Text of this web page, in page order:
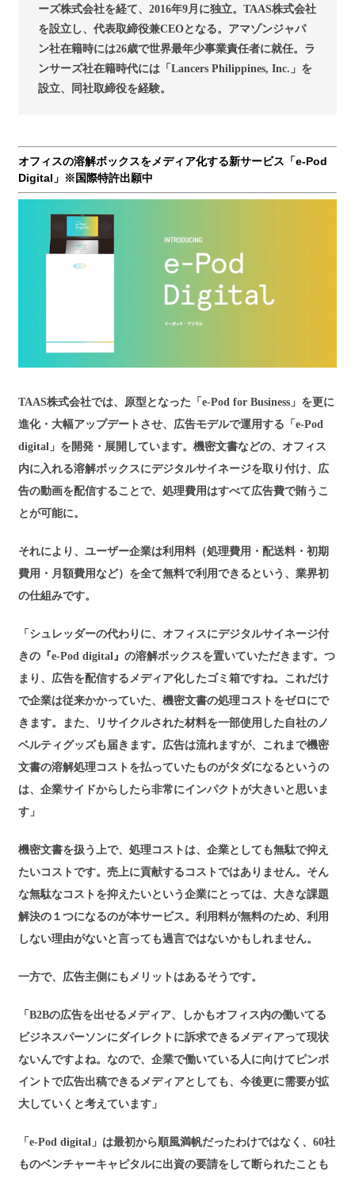
ーズ株式会社を経て、2016年9月に独立。TAAS株式会社
を設立し、代表取締役兼CEOとなる。アマゾンジャパ
ン社在籍時には26歳で世界最年少事業責任者に就任。ラ
ンサーズ社在籍時代には「Lancers Philippines, Inc.」を
設立、同社取締役を経験。
オフィスの溶解ボックスをメディア化する新サービス「e-Pod
Digital」※国際特許出願中
TAAS株式会社では、原型となった「e-Pod for Business」を更に
進化・大幅アップデートさせ、広告モデルで運用する「e-Pod
digital」を開発・展開しています。機密文書などの、オフィス
内に入れる溶解ボックスにデジタルサイネージを取り付け、広
告の動画を配信することで、処理費用はすべて広告費で賄うこ
とが可能に。
それにより、ユーザー企業は利用料（処理費用・配送料・初期
費用・月額費用など）を全て無料で利用できるという、業界初
の仕組みです。
「シュレッダーの代わりに、オフィスにデジタルサイネージ付
きの『e-Pod digital』の溶解ボックスを置いていただきます。つ
まり、広告を配信するメディア化したゴミ箱ですね。これだけ
で企業は従来かかっていた、機密文書の処理コストをゼロにで
きます。また、リサイクルされた材料を一部使用した自社のノ
ベルティグッズも届きます。広告は流れますが、これまで機密
文書の溶解処理コストを払っていたものがタダになるというの
は、企業サイドからしたら非常にインパクトが大きいと思いま
す」
機密文書を扱う上で、処理コストは、企業としても無駄で抑え
たいコストです。売上に貢献するコストではありません。そん
な無駄なコストを抑えたいという企業にとっては、大きな課題
解決の１つになるのが本サービス。利用料が無料のため、利用
しない理由がないと言っても過言ではないかもしれません。
一方で、広告主側にもメリットはあるそうです。
「B2Bの広告を出せるメディア、しかもオフィス内の働いてる
ビジネスパーソンにダイレクトに訴求できるメディアって現状
ないんですよね。なので、企業で働いている人に向けてピンポ
イントで広告出稿できるメディアとしても、今後更に需要が拡
大していくと考えています」
「e-Pod digital」は最初から順風満帆だったわけではなく、60社
ものベンチャーキャピタルに出資の要請をして断られたことも